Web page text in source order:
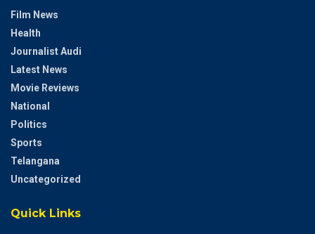
Film News
Health
Journalist Audi
Latest News
Movie Reviews
National
Politics
Sports
Telangana
Uncategorized
Quick Links